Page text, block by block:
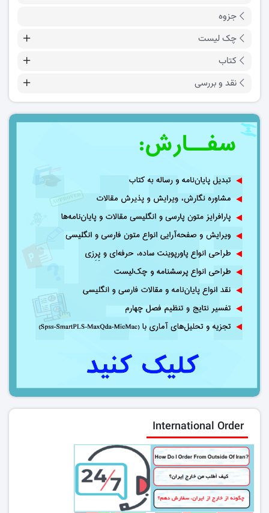
جزوه
چک لیست
کتاب
نقد و بررسی
International Order